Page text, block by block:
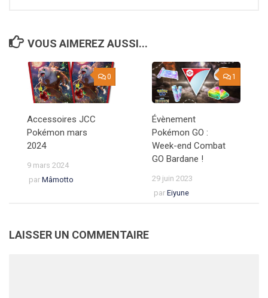
VOUS AIMEREZ AUSSI...
0
Accessoires JCC
Pokémon mars
2024
9 mars 2024
par Mâmotto
1
Évènement
Pokémon GO :
Week-end Combat
GO Bardane !
29 juin 2023
par Eiyune
LAISSER UN COMMENTAIRE